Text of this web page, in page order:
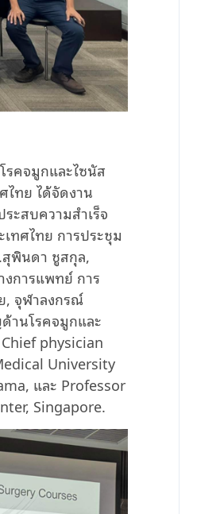
คจมูกและไซนัส
ทย ได้จัดงาน
ะสบความสำเร็จ
ทศไทย การประชุม
พินดา ชูสกุล,
การแพทย์ การ
, จุฬาลงกรณ์
านโรคจมูกและ
physician
University
และ Professor
Singapore.